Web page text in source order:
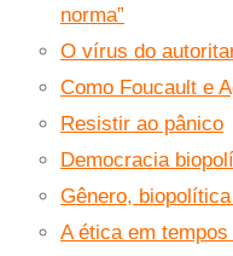
norma”
O vírus do
Como Foucault e
Resistir ao pânico
Democracia
Gênero,
A ética em